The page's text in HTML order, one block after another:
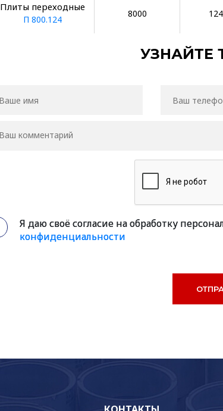
Плиты переходные
П 800.124
8000
УЗНАЙТЕ
Я даю своё согласие на обработку
конфиденциальности